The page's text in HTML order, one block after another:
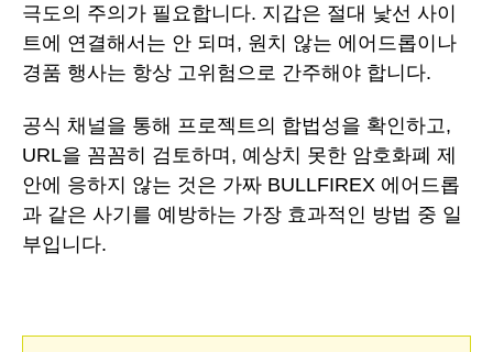
극도의 주의가 필요합니다. 지갑은 절대 낯선 사이
트에 연결해서는 안 되며, 원치 않는 에어드롭이나
경품 행사는 항상 고위험으로 간주해야 합니다.
공식 채널을 통해 프로젝트의 합법성을 확인하고,
URL을 꼼꼼히 검토하며, 예상치 못한 암호화폐 제
안에 응하지 않는 것은 가짜 BULLFIREX 에어드롭
과 같은 사기를 예방하는 가장 효과적인 방법 중 일
부입니다.